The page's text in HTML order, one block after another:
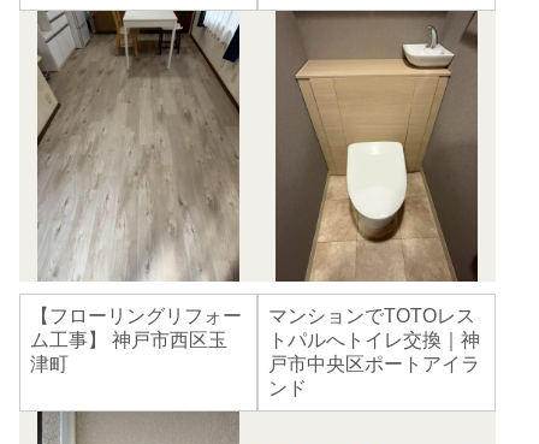
【フローリングリフォー
ム工事】 神戸市西区玉
津町
マンションでTOTOレス
トパルへトイレ交換｜神
戸市中央区ポートアイラ
ンド